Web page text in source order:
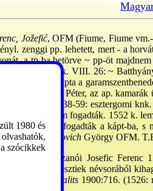
Jožefić, OFM (Fiume, Fiume
zenggi pp. lehetett, mert - a
a tp-ba betörve ~ pp-öt
az Egyh-nak. VIII. 26: ~
X. 26: megkapta a
évben Párizsi Péter, az ap.
nak. Kb. 1538-59: esztergomi
v. be sem fogadták. 1552 k.
visszafogadták a kápt-ba,
II. 2:Zsivkovich György OFM.
(s.v. Rozanói Josefic Ferenc
itt jelzi, de a triesztiek névsorából
pp.) -
Margalits 1900:716. (1526:
1980 és
szócikkek